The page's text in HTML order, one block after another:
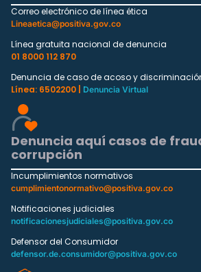
Correo electrónico de línea ética
Lineaetica@positiva.gov.co
Línea gratuita nacional de denuncia
01 8000 112 870
Denuncia de caso de acoso y
Línea: 6502200 |
Denuncia Virtual
Denuncia aquí casos de
corrupción
Incumplimientos normativos
cumplimientonormativo@positiva.gov.co
Notificaciones judiciales
notificacionesjudiciales@positiva.gov.co
Defensor del Consumidor
defensor.de.consumidor@positiva.gov.co